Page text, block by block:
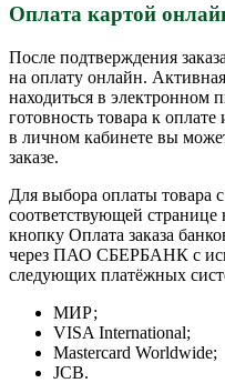
Оплата картой
После подтверждения
на оплату онлайн.
находиться в электронном
готовность товара к
в личном кабинете вы
заказе.
Для выбора оплаты товара
соответствующей странице
кнопку Оплата заказа
через ПАО СБЕРБАНК с
следующих платёжных
МИР;
VISA International;
Mastercard Worldwide;
JCB.